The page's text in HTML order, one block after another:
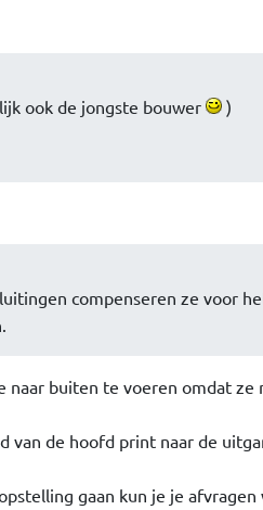
ook de jongste bouwer
)
compenseren ze voor
naar buiten te voeren omdat ze
van de hoofd print naar de
gaan kun je je